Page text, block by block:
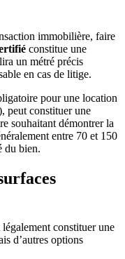
immobilière, faire
constitue une
un métré précis
en cas de litige.
pour une location
peut constituer une
souhaitant démontrer la
entre 70 et 150
du bien.
constituer une
d’autres options